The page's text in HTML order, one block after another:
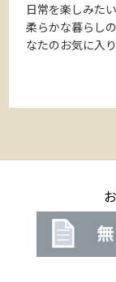
日常を楽しみたい
柔らかな暮らしの
なたのお気に入